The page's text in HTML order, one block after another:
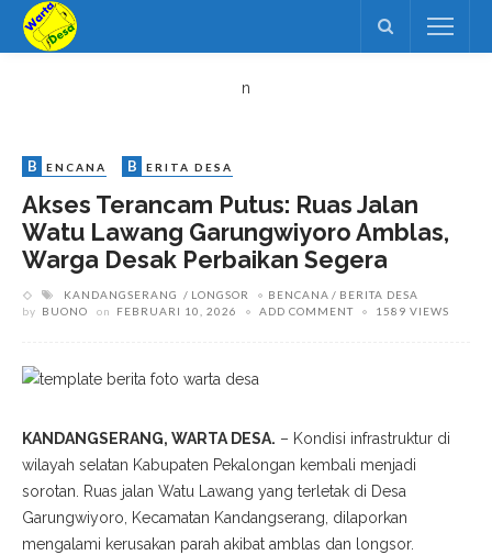
n
B ENCANA B ERITA DESA
Akses Terancam Putus: Ruas Jalan
Watu Lawang Garungwiyoro Amblas,
Warga Desak Perbaikan Segera
KANDANGSERANG LONGSOR BENCANA
BERITA DESA
by BUONO on FEBRUARI 10, 2026 ADD COMMENT 1589 VIEWS
KANDANGSERANG, WARTA DESA. – Kondisi infrastruktur di
wilayah selatan Kabupaten Pekalongan kembali menjadi
sorotan. Ruas jalan Watu Lawang yang terletak di Desa
Garungwiyoro, Kecamatan Kandangserang, dilaporkan
mengalami kerusakan parah akibat amblas dan longsor.